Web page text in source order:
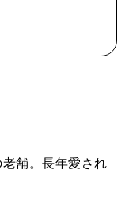
舗。長年愛され